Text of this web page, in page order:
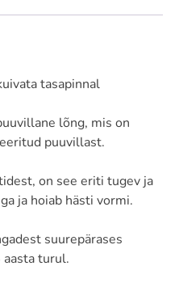
tasapinnal
lõng, mis on
puuvillast.
on see eriti tugev ja
ja hoiab hästi vormi.
suurepärases
turul.